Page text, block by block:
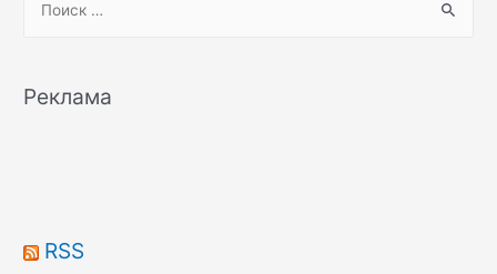
r
:
Реклама
RSS